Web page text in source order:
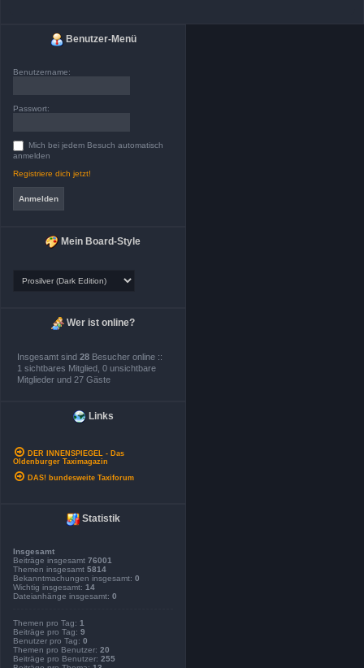
Benutzer-Menü
Benutzername:
Passwort:
Mich bei jedem Besuch automatisch
anmelden
Registriere dich jetzt!
Mein Board-Style
Wer ist online?
Insgesamt sind 28 Besucher online ::
1 sichtbares Mitglied, 0 unsichtbare
Mitglieder und 27 Gäste
Links
DER INNENSPIEGEL - Das
Oldenburger Taximagazin
DAS! bundesweite Taxiforum
Statistik
Insgesamt
Beiträge insgesamt 76001
Themen insgesamt 5814
Bekanntmachungen insgesamt: 0
Wichtig insgesamt: 14
Dateianhänge insgesamt: 0
Themen pro Tag: 1
Beiträge pro Tag: 9
Benutzer pro Tag: 0
Themen pro Benutzer: 20
Beiträge pro Benutzer: 255